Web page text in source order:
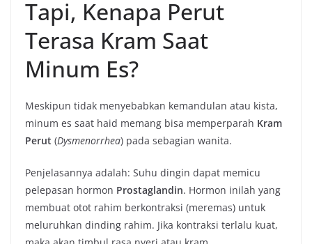
Tapi, Kenapa Perut
Terasa Kram Saat
Minum Es?
Meskipun tidak menyebabkan kemandulan atau kista,
minum es saat haid memang bisa memperparah Kram
Perut (Dysmenorrhea) pada sebagian wanita.
Penjelasannya adalah: Suhu dingin dapat memicu
pelepasan hormon Prostaglandin. Hormon inilah yang
membuat otot rahim berkontraksi (meremas) untuk
meluruhkan dinding rahim. Jika kontraksi terlalu kuat,